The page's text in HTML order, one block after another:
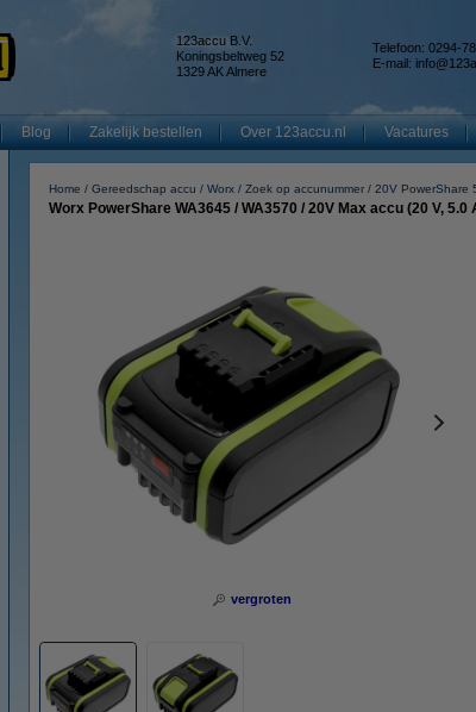
123accu B.V.
Koningsbeltweg 52
1329 AK Almere
Telefoon: 0294-
E-mail:
Blog Zakelijk bestellen Over 123accu.nl Vacatures
Home Gereedschap accu Worx Zoek op accunummer 20V PowerShare
Worx PowerShare WA3645 / WA3570 / 20V Max accu (20 V,
vergroten